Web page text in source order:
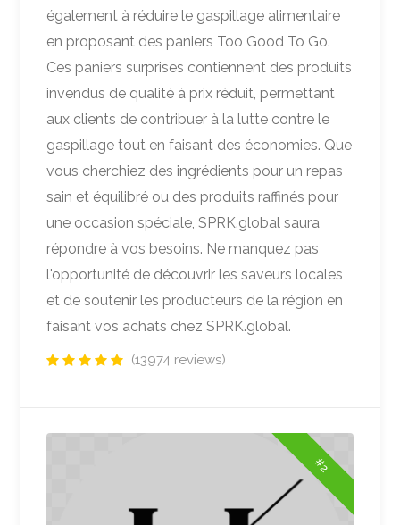
également à réduire le gaspillage alimentaire
en proposant des paniers Too Good To Go.
Ces paniers surprises contiennent des produits
invendus de qualité à prix réduit, permettant
aux clients de contribuer à la lutte contre le
gaspillage tout en faisant des économies. Que
vous cherchiez des ingrédients pour un repas
sain et équilibré ou des produits raffinés pour
une occasion spéciale, SPRK.global saura
répondre à vos besoins. Ne manquez pas
l'opportunité de découvrir les saveurs locales
et de soutenir les producteurs de la région en
faisant vos achats chez SPRK.global.
(13974 reviews)
#2